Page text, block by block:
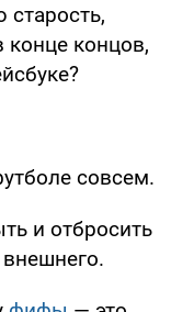
старость,
конце концов,
совсем.
и отбросить